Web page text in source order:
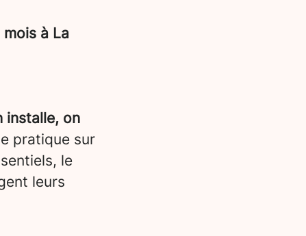
à La
installe, on
pratique sur
le
leurs